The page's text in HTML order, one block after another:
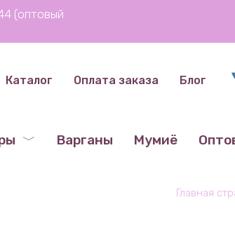
(оптовый
Каталог Оплата заказа Блог
Варганы Мумиё
Главная